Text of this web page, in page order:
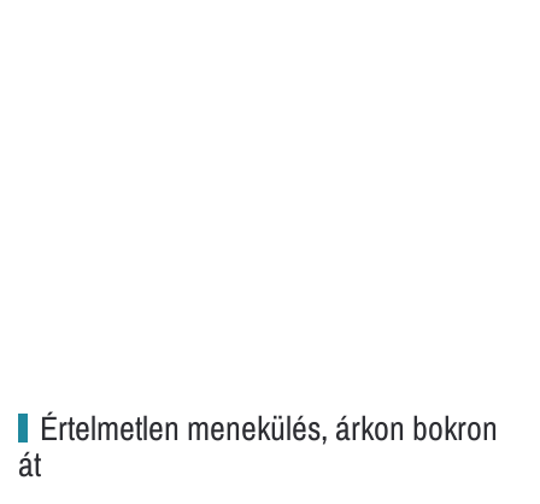
Értelmetlen menekülés, árkon bokron
át